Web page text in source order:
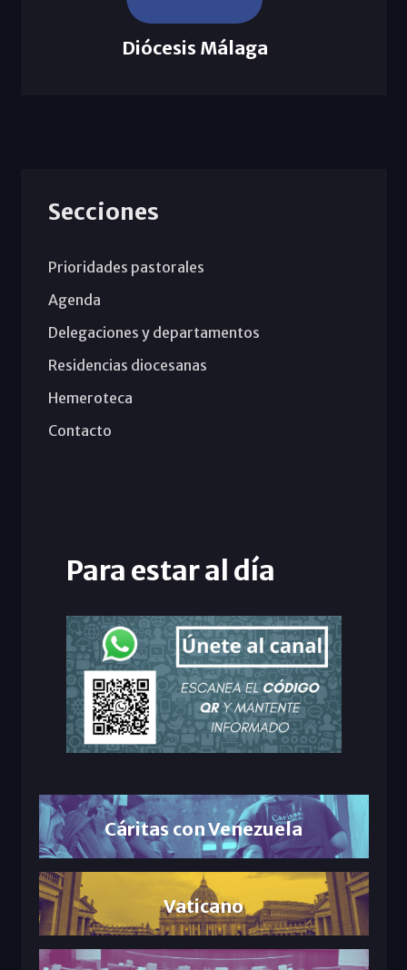
Diócesis Málaga
Secciones
Prioridades pastorales
Agenda
Delegaciones y departamentos
Residencias diocesanas
Hemeroteca
Contacto
Para estar al día
Cáritas con Venezuela
Vaticano